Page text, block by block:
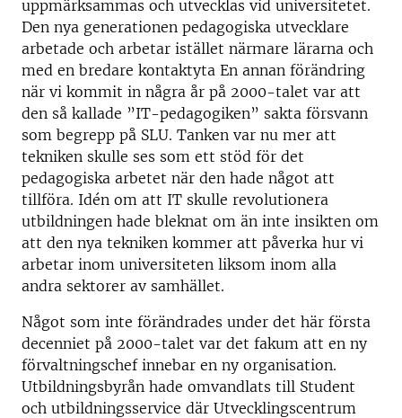
uppmärksammas och utvecklas vid universitetet.
Den nya generationen pedagogiska utvecklare
arbetade och arbetar istället närmare lärarna och
med en bredare kontaktyta En annan förändring
när vi kommit in några år på 2000-talet var att
den så kallade ”IT-pedagogiken” sakta försvann
som begrepp på SLU. Tanken var nu mer att
tekniken skulle ses som ett stöd för det
pedagogiska arbetet när den hade något att
tillföra. Idén om att IT skulle revolutionera
utbildningen hade bleknat om än inte insikten om
att den nya tekniken kommer att påverka hur vi
arbetar inom universiteten liksom inom alla
andra sektorer av samhället.
Något som inte förändrades under det här första
decenniet på 2000-talet var det fakum att en ny
förvaltningschef innebar en ny organisation.
Utbildningsbyrån hade omvandlats till Student
och utbildningsservice där Utvecklingscentrum